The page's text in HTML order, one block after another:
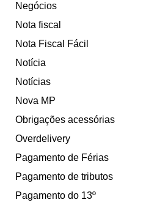
Negócios
Nota fiscal
Nota Fiscal Fácil
Notícia
Notícias
Nova MP
Obrigações acessórias
Overdelivery
Pagamento de Férias
Pagamento de tributos
Pagamento do 13º